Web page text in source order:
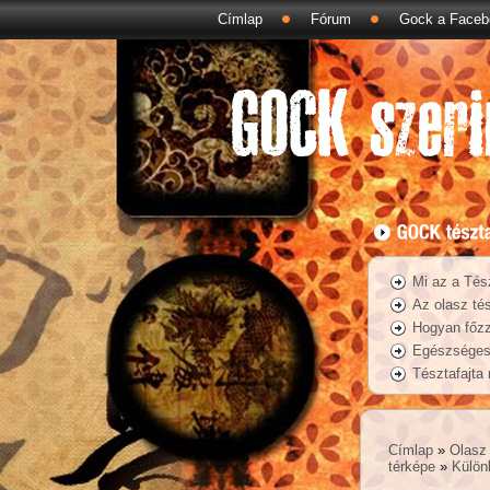
Címlap Fórum Gock a
Mi az a
Az olasz
Hogyan
Tésztafajta
Címlap »Olasz
térképe »